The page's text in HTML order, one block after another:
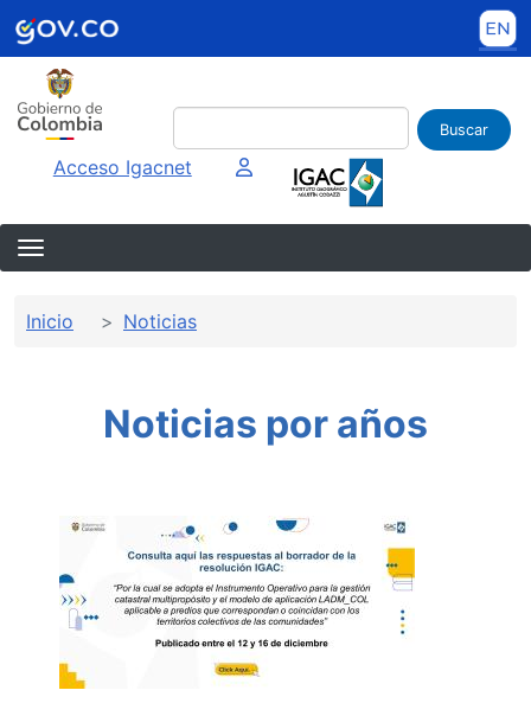
Pasar al contenido principal
Buscar
Acceso Igacnet Imagen interna
Sobrescribir enlaces de ayuda a la
Inicio Noticias
Noticias por años